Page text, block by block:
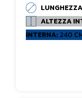
ALTEZZA
INTERNA:240